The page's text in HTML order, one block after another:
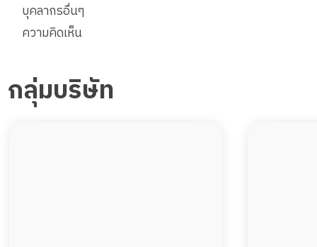
บุคลากรอื่นๆ
ความคิดเห็น
กลุ่มบริษัท